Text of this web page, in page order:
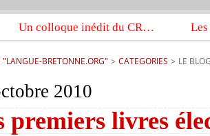
Un colloque inédit du CRBC sur les victimes de l’année 1944
"LANGUE-BRETONNE.ORG" > CATEGORIES > LE
2010
premiers livres